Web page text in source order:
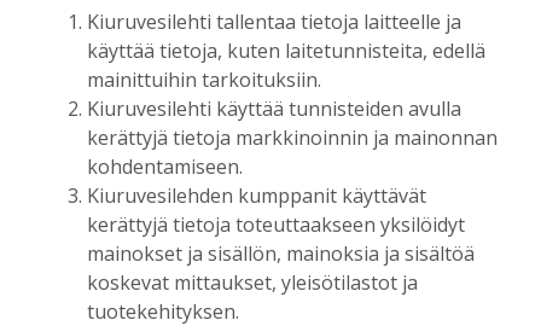
Salasana
Muista minut
Unohtuiko salasana?
Kiuruvesilehti tallentaa tietoja laitteelle ja
käyttää tietoja, kuten laitetunnisteita, edellä
mainittuihin tarkoituksiin.
Kiuruvesilehti käyttää tunnisteiden avulla
kerättyjä tietoja markkinoinnin ja mainonnan
kohdentamiseen.
Kiuruvesilehden kumppanit käyttävät
kerättyjä tietoja toteuttaakseen yksilöidyt
mainokset ja sisällön, mainoksia ja sisältöä
koskevat mittaukset, yleisötilastot ja
tuotekehityksen.